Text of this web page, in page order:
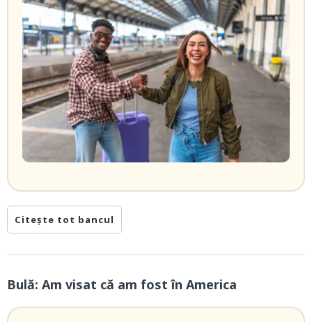
Citește tot bancul
Bulă: Am visat că am fost în America